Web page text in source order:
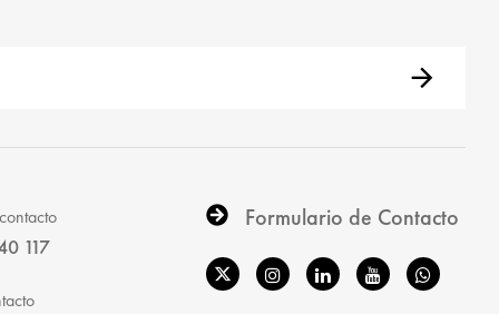
117
Formulario de Contacto